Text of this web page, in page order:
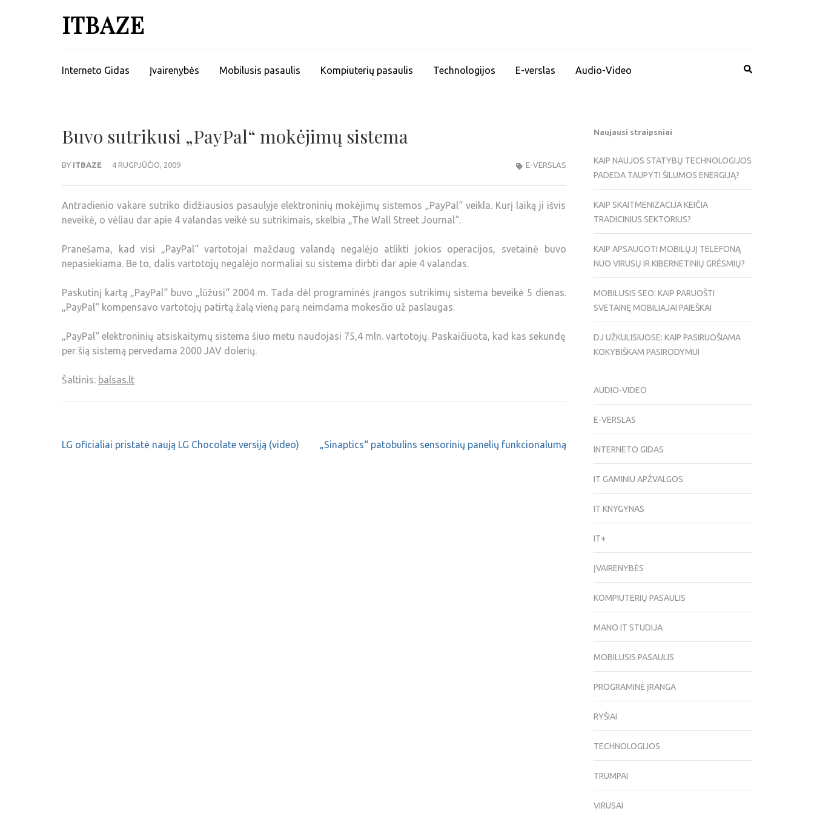
ITBAZE
Interneto Gidas Įvairenybės Mobilusis pasaulis Kompiuterių pasaulis Technologijos E-verslas Audio-Video
Buvo sutrikusi „PayPal“ mokėjimų sistema
BY ITBAZE 4 RUGPJŪČIO, 2009 E-VERSLAS
Antradienio vakare sutriko didžiausios pasaulyje elektroninių mokėjimų sistemos „PayPal“ veikla. Kurį laiką ji išvis
neveikė, o vėliau dar apie 4 valandas veikė su sutrikimais, skelbia „The Wall Street Journal“.
Pranešama, kad visi „PayPal“ vartotojai maždaug valandą negalėjo atlikti jokios operacijos, svetainė buvo
nepasiekiama. Be to, dalis vartotojų negalėjo normaliai su sistema dirbti dar apie 4 valandas.
Paskutinį kartą „PayPal“ buvo „lūžusi“ 2004 m. Tada dėl programinės įrangos sutrikimų sistema beveikė 5 dienas.
„PayPal“ kompensavo vartotojų patirtą žalą vieną parą neimdama mokesčio už paslaugas.
„PayPal“ elektroninių atsiskaitymų sistema šiuo metu naudojasi 75,4 mln. vartotojų. Paskaičiuota, kad kas sekundę
per šią sistemą pervedama 2000 JAV dolerių.
Šaltinis: balsas.lt
LG oficialiai pristatė naują LG Chocolate versiją (video) „Sinaptics“ patobulins sensorinių panelių funkcionalumą
Naujausi straipsniai
KAIP NAUJOS STATYBŲ TECHNOLOGIJOS
PADEDA TAUPYTI ŠILUMOS ENERGIJĄ?
KAIP SKAITMENIZACIJA KEIČIA
TRADICINIUS SEKTORIUS?
KAIP APSAUGOTI MOBILŲJĮ TELEFONĄ
NUO VIRUSŲ IR KIBERNETINIŲ GRĖSMIŲ?
MOBILUSIS SEO: KAIP PARUOŠTI
SVETAINĘ MOBILIAJAI PAIEŠKAI
DJ UŽKULISIUOSE: KAIP PASIRUOŠIAMA
KOKYBIŠKAM PASIRODYMUI
AUDIO-VIDEO
E-VERSLAS
INTERNETO GIDAS
IT GAMINIU APŽVALGOS
IT KNYGYNAS
IT+
ĮVAIRENYBĖS
KOMPIUTERIŲ PASAULIS
MANO IT STUDIJA
MOBILUSIS PASAULIS
PROGRAMINĖ ĮRANGA
RYŠIAI
TECHNOLOGIJOS
TRUMPAI
VIRUSAI